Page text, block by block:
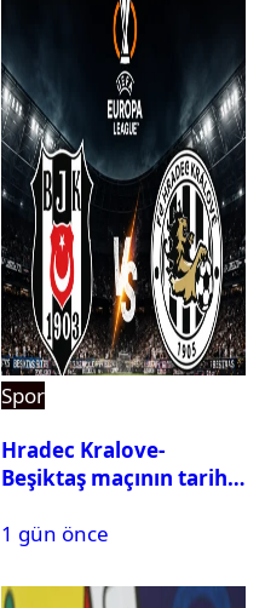
Spor
Hradec Kralove-
Beşiktaş maçının tarihi
1 gün önce